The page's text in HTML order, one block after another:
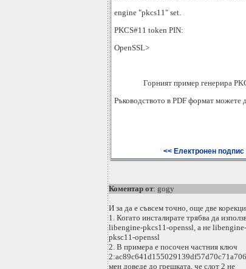
engine "pkcs11" set.
PKCS#11 token PIN:
OpenSSL>
Горният пример генерира
Ръководството в PDF формат можете
<< Електронен
Коментар от: gogy
И за да е съвсем точно, още две
1. Когато инсталирате трябва да
libengine-pkcs11-openssl, а не libengine-
pksc11-openssl
2. В примера е посочен частния ключ
мен доведе до грешката, че слот 2 не